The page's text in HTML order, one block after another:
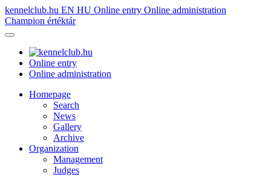
kennelclub.hu EN HU Online entry Online administration
Champion értéktár
Online entry
Online administration
Homepage
Search
News
Gallery
Archive
Organization
Management
Judges